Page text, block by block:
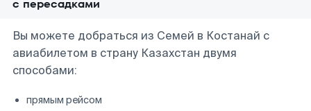
с пересадками
Вы можете добраться из Семей в Костанай с
авиабилетом в страну Казахстан двумя
способами:
прямым рейсом